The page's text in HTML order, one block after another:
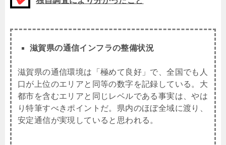
滋賀県の通信インフラの整備状況
滋賀県の通信環境は「極めて良好」で、全国でも人
口が上位のエリアと同等の数字を記録している。大
都市を含むエリアと同じレベルである事実は、やは
り特筆すべきポイントだ。県内のほぼ全域に渡り、
安定通信が実現していると思われる。